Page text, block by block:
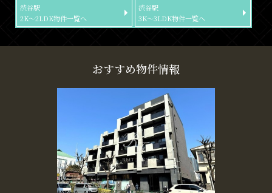
渋谷駅
2K～2LDK物件一覧へ
渋谷駅
3K～3LDK物件一覧へ
おすすめ物件情報